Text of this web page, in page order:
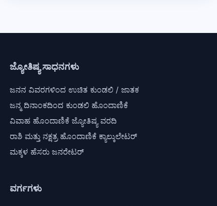
ಜ್ಯೋತಿಷ್ಯ ಸಾಧನಗಳು
ಜನನ ವಿವರಗಳಿಂದ ಉಚಿತ ಕುಂಡಲಿ / ಜಾತಕ
ಜನ್ಮ ದಿನಾಂಕದಿಂದ ಕುಂಡಲಿ ಹೊಂದಾಣಿಕೆ
ವಿವಾಹ ಹೊಂದಾಣಿಕೆ ಜ್ಯೋತಿಷ್ಯ ವರದಿ
ರಾಶಿ ಮತ್ತು ನಕ್ಷತ್ರ ಹೊಂದಾಣಿಕೆ ಕ್ಯಾಲ್ಕುಲೇಟರ್
ಮಕ್ಕಳ ಹೆಸರು ಜನರೇಟರ್
ವರ್ಗಗಳು